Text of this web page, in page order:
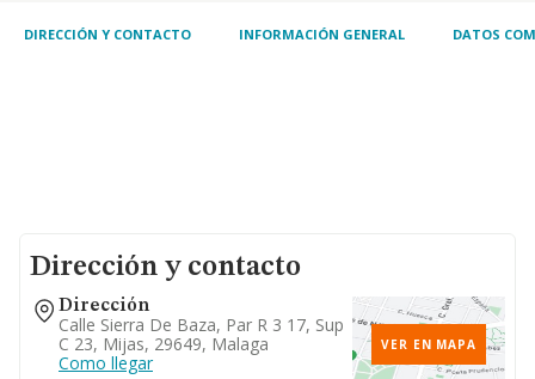
DIRECCIÓN Y CONTACTO INFORMACIÓN GENERAL DATOS
Dirección y contacto
Dirección
Calle Sierra De Baza, Par R 3 17, Sup
C 23, Mijas, 29649, Malaga
Como llegar
VER EN MAPA